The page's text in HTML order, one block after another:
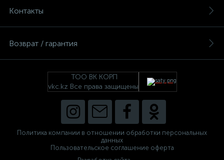
Контакты
Возврат / гарантия
ТОО ВК КОРП
vkc.kz Все права защищены
Политика компании в отношении обработки персональных
данных
Пользовательское соглашение оферта